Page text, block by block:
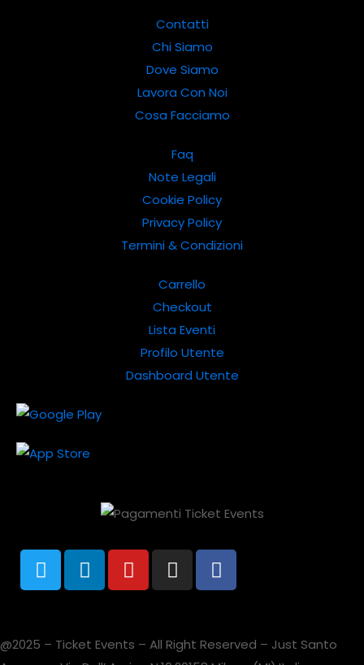
Contatti
Chi Siamo
Dove Siamo
Lavora Con Noi
Cosa Facciamo
Faq
Note Legali
Cookie Policy
Privacy Policy
Termini & Condizioni
Carrello
Checkout
Lista Eventi
Profilo Utente
Dashboard Utente
@2025 – Ticket Events – All Right Reserved – Just Santo